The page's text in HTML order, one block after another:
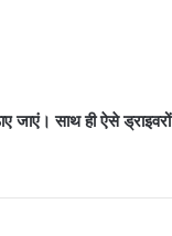
जाएं। साथ ही ऐसे ड्राइवरों